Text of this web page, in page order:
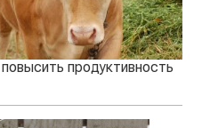
продуктивность